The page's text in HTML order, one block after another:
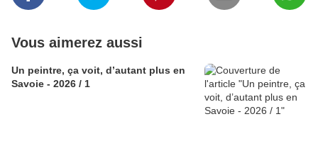
Vous aimerez aussi
Un peintre, ça voit, d’autant plus en
Savoie - 2026 / 1